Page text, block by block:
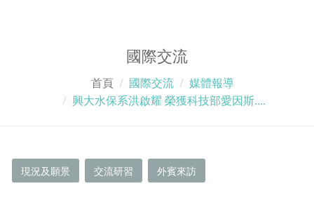
國際交流
首頁 國際交流
媒體報導
興大水保系洪啟耀 榮獲科技部愛因斯....
現況及願景 交流研習 外賓來訪